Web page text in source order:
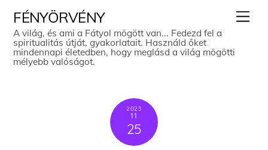
content
FÉNYÖRVÉNY
A világ, és ami a Fátyol mögött van... Fedezd fel a
spiritualitás útját, gyakorlatait. Használd őket
mindennapi életedben, hogy meglásd a világ mögötti
mélyebb valóságot.
2023
11
25